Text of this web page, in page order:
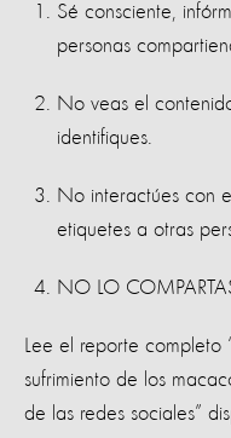
Sé consciente,
personas
No veas el
identifiques. ⁣
No interactúes con
etiquetes a otras
NO LO
Lee el reporte completo
sufrimiento de los
de las redes sociales”